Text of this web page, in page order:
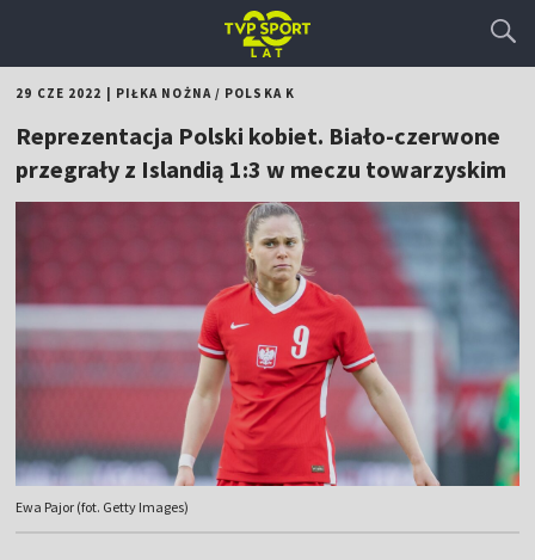
29 CZE 2022 PIŁKA NOŻNA/ POLSKA K
Reprezentacja Polski kobiet. Biało-czerwone
przegrały z Islandią 1:3 w meczu towarzyskim
Ewa Pajor (fot. Getty Images)